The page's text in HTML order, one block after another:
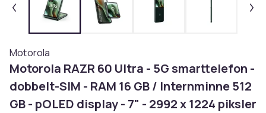
Motorola
Motorola RAZR 60 Ultra - 5G smarttelefon -
dobbelt-SIM - RAM 16 GB / Internminne 512
GB - pOLED display - 7" - 2992 x 1224 piksler